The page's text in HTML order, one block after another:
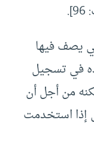
يصف فيها
في تسجيل
من أجل أن
إذا استخدمت